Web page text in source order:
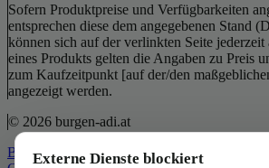
Sofern Produktpreise und Verfügbarkeiten
entsprechen diese dem angegebenen Stand
können sich auf der verlinkten Seite
eines Produkts gelten die Angaben zu Preis
zum Kaufzeitpunkt [auf der/den
angezeigt werden.
© 2026 burgen-adi.at
Back to Top
Externe Dienste blockiert